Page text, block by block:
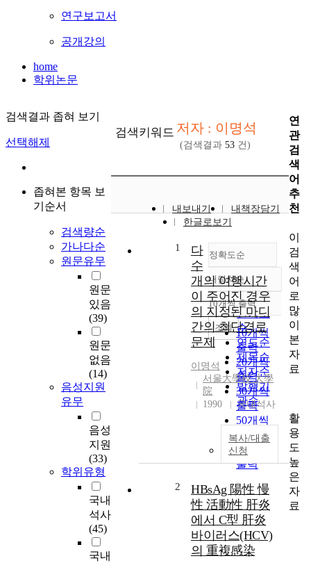
연구보고서
공개강의
home
학위논문
검색결과 좁혀 보기
선택해제
좁혀본 항목 보
기순서
검색량순
가나다순
원문유무
원문
있음
(39)
원문
없음
(14)
음성지원
유무
음성
지원
(33)
학위유형
국내
석사
(45)
국내
검색키워드 저자 : 이명석
(검색결과 53 건)
내보내기
내책장담기
한글로보기
정확도순
정확도
순
인기도
순
연도순
제목순
저자순
발행기
관순
내림차순
내림차순
10개씩 출력
10개씩
출력
20개씩
출력
30개씩
출력
50개씩
출력
100개씩
출력
조회
1
다
수
개의 여행시간
이 주어진 경우
의 지정된 마디
간의 최단경로
문제
이명석
서울大學校 大學
院
1990
국내석사
복사/대출
신청
2
HBsAg 陽性 慢
性 活動性 肝炎
에서 C型 肝炎
바이러스(HCV)
의 重複感染
연
관
검
색
어
추
천
이
검
색
어
로
많
이
본
자
료
활
용
도
높
은
자
료